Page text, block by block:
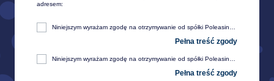
adresem: